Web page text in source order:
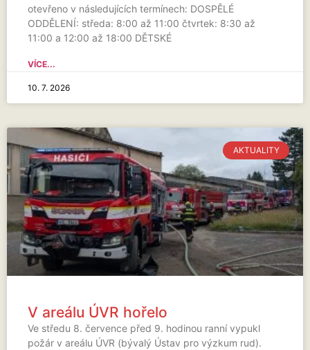
otevřeno v následujících termínech: DOSPĚLÉ
ODDĚLENÍ: středa: 8:00 až 11:00 čtvrtek: 8:30 až
11:00 a 12:00 až 18:00 DĚTSKÉ
VÍCE...
10. 7. 2026
AKTUALITY
V areálu ÚVR hořelo
Ve středu 8. července před 9. hodinou ranní vypukl
požár v areálu ÚVR (bývalý Ústav pro výzkum rud).